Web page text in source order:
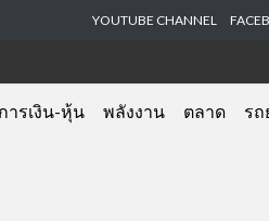
YOUTUBE CHANNEL
การเงิน-หุ้น พลังงาน ตลาด ร